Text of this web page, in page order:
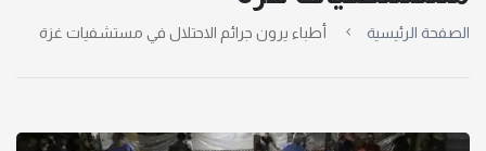
الصفحة الرئيسية أطباء يرون جرائم الاحتلال في مستشفيات غزة